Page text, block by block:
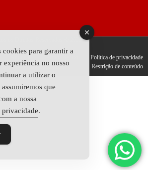
os Direitos Reservados © 2025
Política de privacidade
Restrição de conteúdo
para garantir a
experiência no nosso
a utilizar o
que
a nossa
.